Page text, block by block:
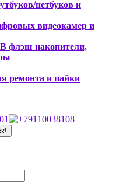
нетбуков и
видеокамер и
флэш накопители,
ремонта и пайки